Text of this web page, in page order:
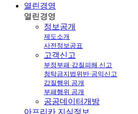
열린경영
열린경영
정보공개
제도소개
사전정보공표
고객신고
부정부패·갑질피해 신고
청탁금지법위반·공익신고
갑질행위 공개
부패행위 공개
공공데이터개방
아프리카 지식정보